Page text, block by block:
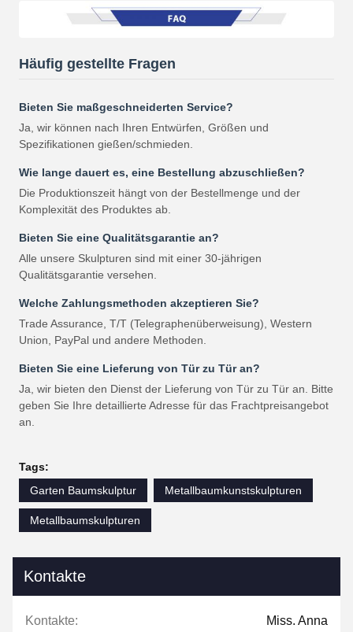
Häufig gestellte Fragen
Bieten Sie maßgeschneiderten Service?
Ja, wir können nach Ihren Entwürfen, Größen und
Spezifikationen gießen/schmieden.
Wie lange dauert es, eine Bestellung abzuschließen?
Die Produktionszeit hängt von der Bestellmenge und der
Komplexität des Produktes ab.
Bieten Sie eine Qualitätsgarantie an?
Alle unsere Skulpturen sind mit einer 30-jährigen
Qualitätsgarantie versehen.
Welche Zahlungsmethoden akzeptieren Sie?
Trade Assurance, T/T (Telegraphenüberweisung), Western
Union, PayPal und andere Methoden.
Bieten Sie eine Lieferung von Tür zu Tür an?
Ja, wir bieten den Dienst der Lieferung von Tür zu Tür an. Bitte
geben Sie Ihre detaillierte Adresse für das Frachtpreisangebot
an.
Tags:
Garten Baumskulptur
Metallbaumkunstskulpturen
Metallbaumskulpturen
Kontakte
Kontakte: Miss. Anna